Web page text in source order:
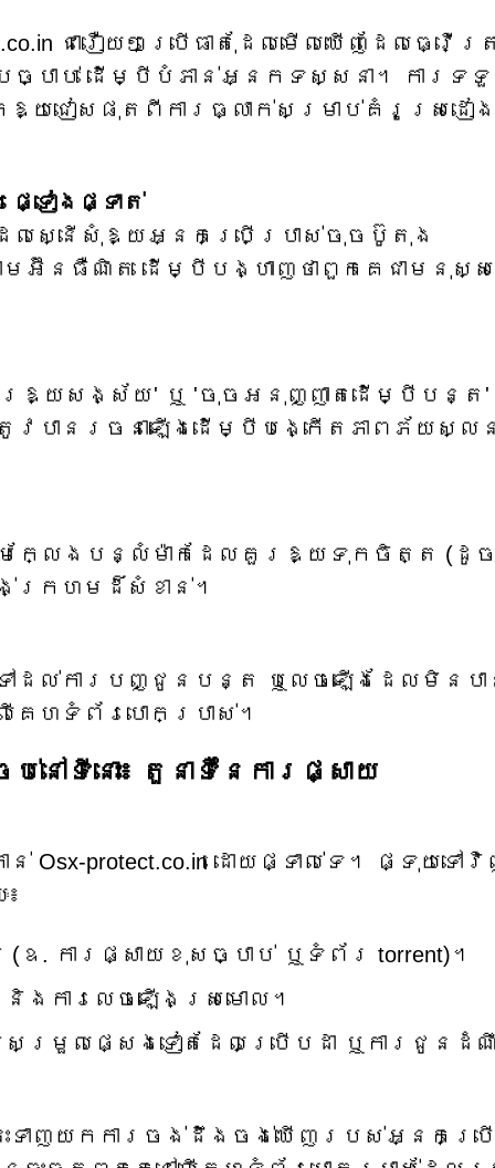
ជារឿយៗប្រើធាតុដែលមើលឃើញដែលធ្វើត្
ច្បាប់ ដើម្បីបំភាន់អ្នកទស្សនា។ ការទ
យជៀសផុតពីការធ្លាក់សម្រាប់គំរូស្រដៀង
ផ្ទៀងផ្ទាត់
ែលស្នើសុំឱ្យអ្នកប្រើប្រាស់ចុចប៊ូតុង
ធឺណិត ដើម្បីបង្ហាញថាពួកគេជាមនុស្សន
រឱ្យសង្ស័យ' ឬ 'ចុចអនុញ្ញាតដើម្បីបន្ត'
វបានរចនាឡើងដើម្បីបង្កើតភាពភ័យស្ល
ាយាមក្លែងបន្លំម៉ាកដែលគួរឱ្យទុកចិត្ត (ដូច
ង់ក្រហមដ៏សំខាន់។
ល់ការបញ្ជូនបន្ត ឬលេចឡើងដែលមិនប
គេហទំព័របោកប្រាស់។
ទីនោះ៖ តួនាទីនៃការផ្សាយ
protect.co.in ដោយផ្ទាល់ទេ។ ផ្ទុយទៅ
. ការផ្សាយខុសច្បាប់ ឬទំព័រ torrent)។
និងការលេចឡើងស្រមោល។
ម្រួលផ្សេងទៀតដែលប្រើបដា ឬការជូនដំ
េះទាញយកការចង់ដឹងចង់ឃើញរបស់អ្នកប្រើ